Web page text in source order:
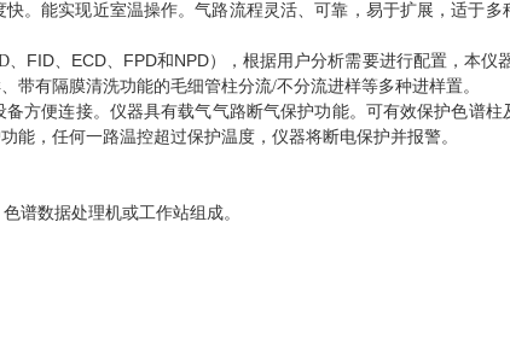
。能实现近室温操作。气路流程灵活、可靠，易于扩展，适于多
、FID、ECD、FPD和NPD），根据用户分析需要进行配置，本仪
带有隔膜清洗功能的毛细管柱分流/不分流进样等多种进样置。
方便连接。 仪器具有载气气路断气保护功能。可有效保护色谱柱
能，任何一路温控超过保护温度，仪器将断电保护并报警。
色谱数据处理机或工作站组成。